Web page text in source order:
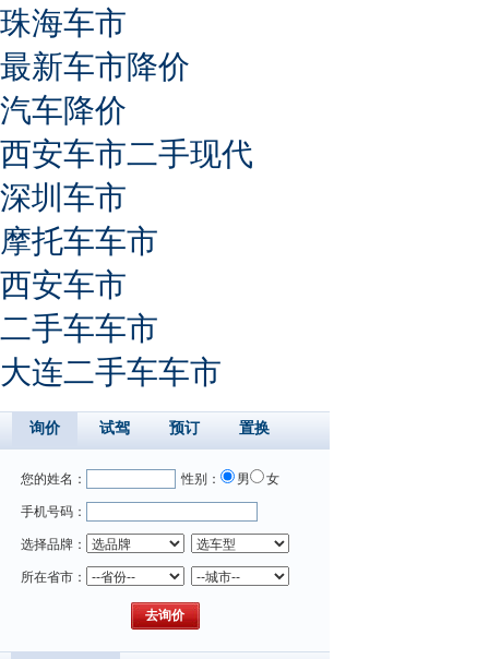
珠海车市
最新车市降价
汽车降价
西安车市二手现代
深圳车市
摩托车车市
西安车市
二手车车市
大连二手车车市
询价 试驾 预订 置换
您的姓名： 性别： 男 女
手机号码：
选择品牌：
所在省市：